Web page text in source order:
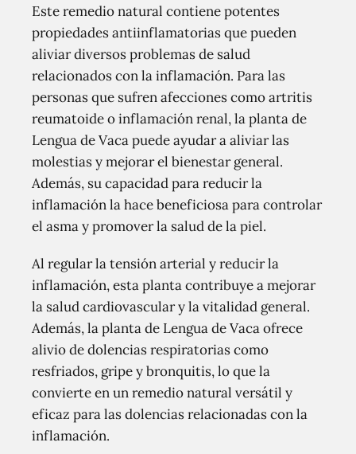
Este remedio natural contiene potentes
propiedades antiinflamatorias que pueden
aliviar diversos problemas de salud
relacionados con la inflamación. Para las
personas que sufren afecciones como artritis
reumatoide o inflamación renal, la planta de
Lengua de Vaca puede ayudar a aliviar las
molestias y mejorar el bienestar general.
Además, su capacidad para reducir la
inflamación la hace beneficiosa para controlar
el asma y promover la salud de la piel.
Al regular la tensión arterial y reducir la
inflamación, esta planta contribuye a mejorar
la salud cardiovascular y la vitalidad general.
Además, la planta de Lengua de Vaca ofrece
alivio de dolencias respiratorias como
resfriados, gripe y bronquitis, lo que la
convierte en un remedio natural versátil y
eficaz para las dolencias relacionadas con la
inflamación.